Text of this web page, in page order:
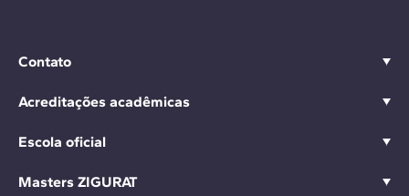
Contato
Acreditações acadêmicas
Escola oficial
Masters ZIGURAT